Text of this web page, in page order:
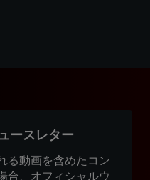
ースレター
る動画を含めたコン
合、オフィシャルウ